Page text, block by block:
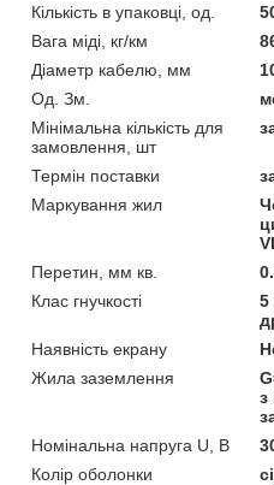
Кількість в упаковці, од.
Вага міді, кг/км
Діаметр кабелю, мм
Од. Зм.
Мінімальна кількість для
замовлення, шт
Термін поставки
Маркування жил
Перетин, мм кв.
Клас гнучкості
5
Наявність екрану
Жила заземлення
з
Номінальна напруга U, В
Колір оболонки